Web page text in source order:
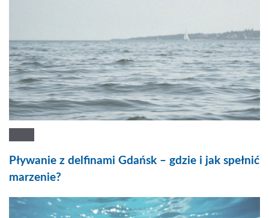
Pływanie z delfinami Gdańsk – gdzie i jak spełnić
marzenie?